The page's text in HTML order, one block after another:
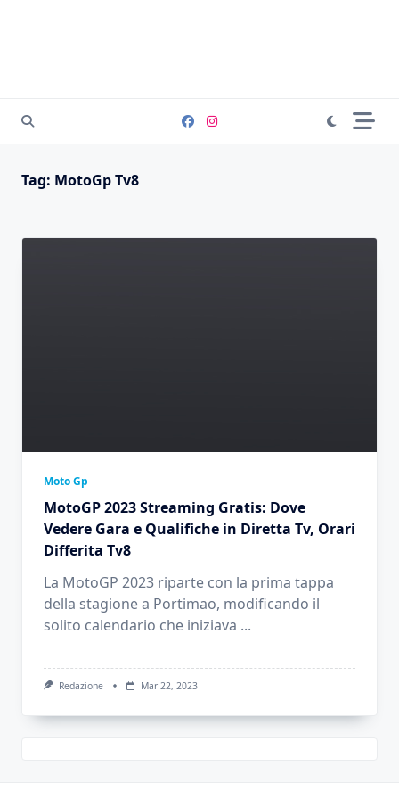
Tag: MotoGp Tv8
Moto Gp
MotoGP 2023 Streaming Gratis: Dove
Vedere Gara e Qualifiche in Diretta Tv, Orari
Differita Tv8
La MotoGP 2023 riparte con la prima tappa
della stagione a Portimao, modificando il
solito calendario che iniziava ...
Redazione Mar 22, 2023